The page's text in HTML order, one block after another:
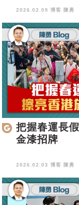
2026.02.09 博客 陳勇
把握春運長
金漆招牌
2026.02.03 博客 陳勇